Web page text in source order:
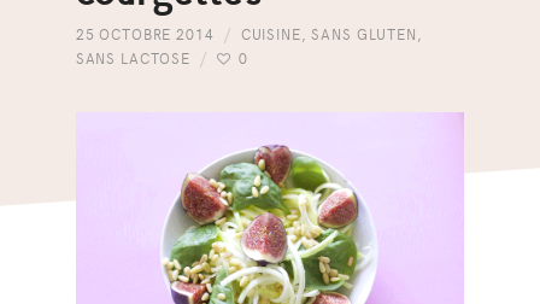
25 OCTOBRE 2014 CUISINE SANS GLUTEN
SANS LACTOSE
0